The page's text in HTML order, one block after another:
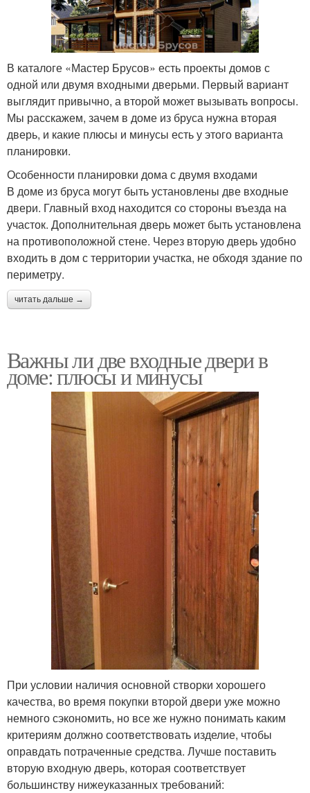
В каталоге «Мастер Брусов» есть проекты домов с
одной или двумя входными дверьми. Первый вариант
выглядит привычно, а второй может вызывать вопросы.
Мы расскажем, зачем в доме из бруса нужна вторая
дверь, и какие плюсы и минусы есть у этого варианта
планировки.
Особенности планировки дома с двумя входами
В доме из бруса могут быть установлены две входные
двери. Главный вход находится со стороны въезда на
участок. Дополнительная дверь может быть установлена
на противоположной стене. Через вторую дверь удобно
входить в дом с территории участка, не обходя здание по
периметру.
читать дальше →
Важны ли две входные двери в
доме: плюсы и минусы
При условии наличия основной створки хорошего
качества, во время покупки второй двери уже можно
немного сэкономить, но все же нужно понимать каким
критериям должно соответствовать изделие, чтобы
оправдать потраченные средства. Лучше поставить
вторую входную дверь, которая соответствует
большинству нижеуказанных требований: